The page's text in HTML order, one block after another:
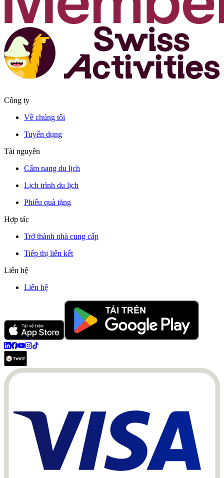
Công ty
Về chúng tôi
Tuyển dụng
Tài nguyên
Cẩm nang du lịch
Lịch trình du lịch
Phiếu quà tặng
Hợp tác
Trở thành nhà cung cấp
Tiếp thị liên kết
Liên hệ
Liên hệ